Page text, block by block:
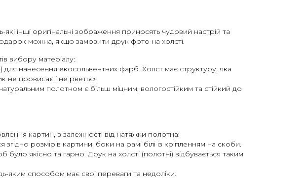
інші оригінальні зображення приносять чудовий настрій та
можна, якщо замовити друк фото на холсті.
вибору матеріалу:
нанесення екосольвентних фарб. Холст має структуру, яка
не провисає і не рветься
полотном є більш міцним, вологостійким та стійкий до
картин, в залежності від натяжки полотна:
розмірів картини, боки на рамі білі із кріпленням на скоби.
якісно та гарно. Друк на холсті (полотні) відбувається таким
яким способом має свої переваги та недоліки.